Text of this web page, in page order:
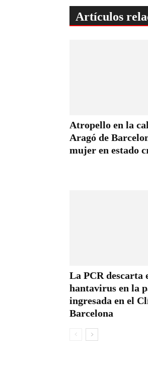
Artículos
Atropello en la
Aragó de
mujer en estado
La PCR descarta
hantavirus en la
ingresada en el
Barcelona